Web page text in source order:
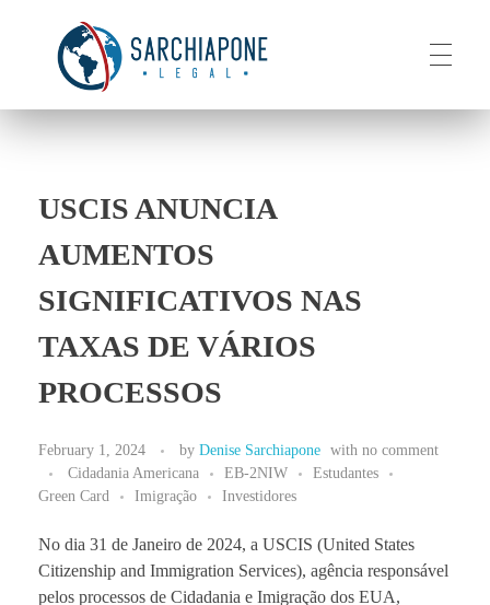
BLOG
USCIS ANUNCIA
AUMENTOS
SIGNIFICATIVOS NAS
TAXAS DE VÁRIOS
PROCESSOS
February 1, 2024 by Denise Sarchiapone with no comment
Cidadania Americana
EB-2NIW
Estudantes
Green Card
Imigração Investidores
No dia 31 de Janeiro de 2024, a USCIS (United States
Citizenship and Immigration Services), agência responsável
pelos processos de Cidadania e Imigração dos EUA,